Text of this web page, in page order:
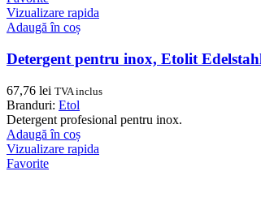
Vizualizare rapida
Adaugă în coș
Detergent pentru inox, Etolit
67,76 lei TVA inclus
Branduri: Etol
Detergent profesional pentru inox.
Adaugă în coș
Vizualizare rapida
Favorite